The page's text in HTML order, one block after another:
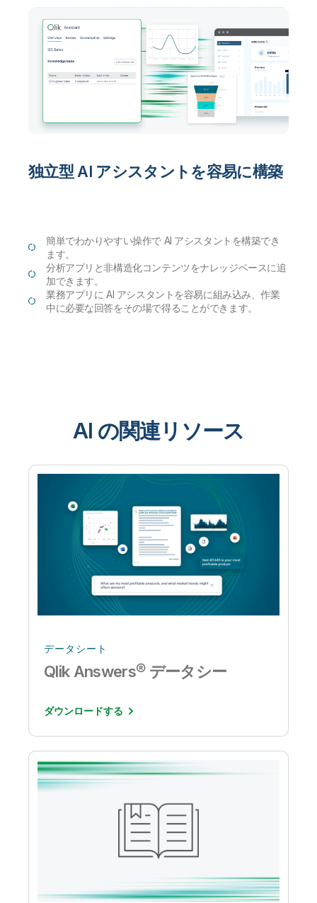
独立型 AI アシスタントを容易に構築
簡単でわかりやすい操作で AI アシスタントを構築でき
ます。
分析アプリと非構造化コンテンツをナレッジベースに追
加できます。
業務アプリに AI アシスタントを容易に組み込み、作業
中に必要な回答をその場で得ることができます。
AI の関連リソース
データシート
Qlik Answers® データシー
ダウンロードする